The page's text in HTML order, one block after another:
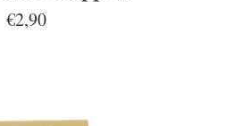
€2,90